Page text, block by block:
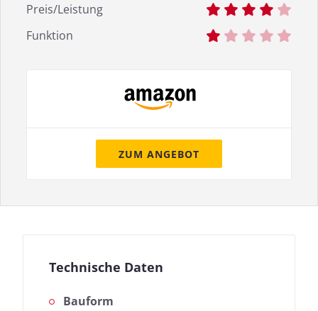
Preis/Leistung
Funktion
ZUM ANGEBOT
Technische Daten
Bauform